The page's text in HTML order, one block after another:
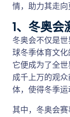
情，助力其走向
1、冬奥
冬奥会不仅是
球冬季体育文化
它便成为了全
成千上万的观
体，使得冬季运
其中，冬奥会